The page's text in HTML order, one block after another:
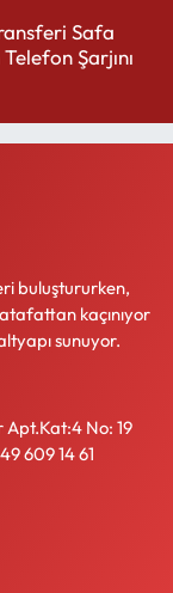
Safa
Şarjını
buluştururken,
kaçınıyor
sunuyor.
Apt.Kat:4 No: 19
609 14 61